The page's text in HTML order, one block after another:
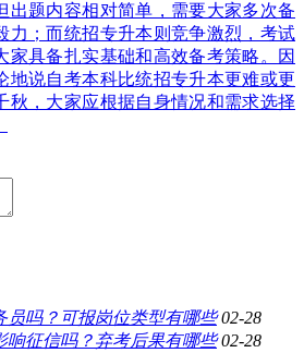
出题内容相对简单，需要大家多次备
力；而统招专升本则竞争激烈，考试
家具备扎实基础和高效备考策略。因
地说自考本科比统招专升本更难或更
秋，大家应根据自身情况和需求选择
员吗？可报岗位类型有哪些 02-28
响征信吗？弃考后果有哪些 02-28